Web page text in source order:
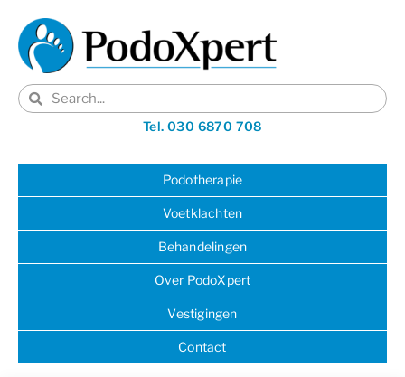
Tel. 030 6870 708
Podotherapie
Voetklachten
Behandelingen
Over PodoXpert
Vestigingen
Contact